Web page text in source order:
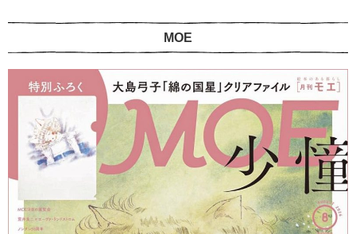
MOE